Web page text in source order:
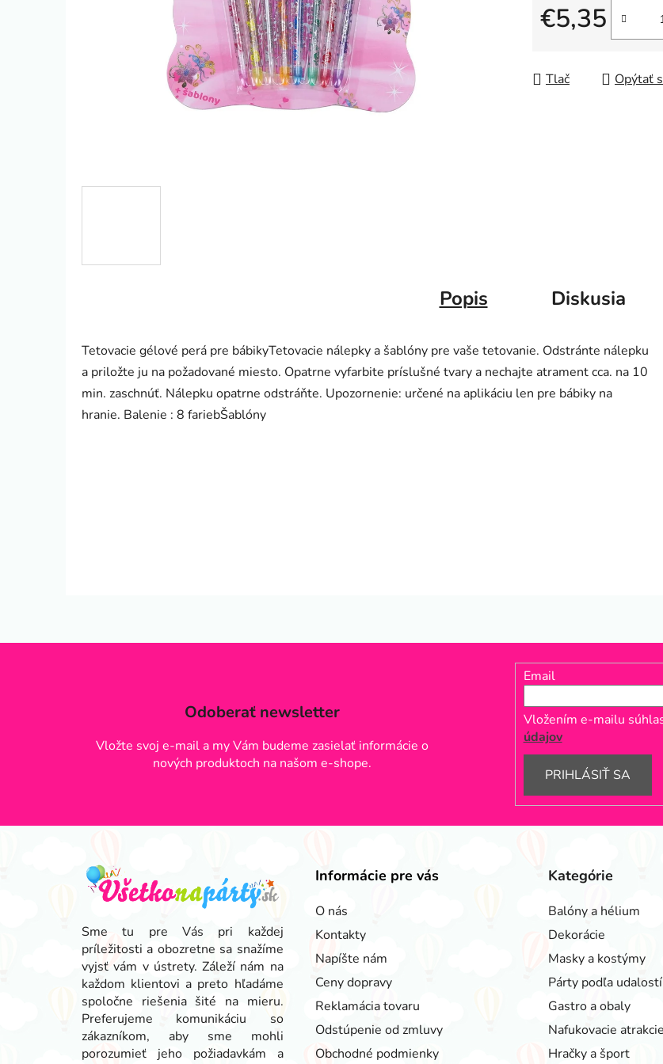
€5,35
Jednotková cena:
Tlač Opýtať
Popis Diskusia
Tetovacie gélové perá pre bábikyTetovacie nálepky a šablóny pre vaše tetovanie. Odstránte nálepku
a priložte ju na požadované miesto. Opatrne vyfarbite príslušné tvary a nechajte atrament cca. na 10
min. zaschnúť. Nálepku opatrne odstráňte. Upozornenie: určené na aplikáciu len pre bábiky na
hranie. Balenie : 8 fariebŠablóny
Odoberať newsletter
Vložte svoj e-mail a my Vám budeme zasielať informácie o
nových produktoch na našom e-shope.
Email
Vložením e-mailu
údajov
PRIHLÁSIŤ SA
Sme tu pre Vás pri každej
príležitosti a obozretne sa snažíme
vyjsť vám v ústrety. Záleží nám na
každom klientovi a preto hľadáme
spoločne riešenia šité na mieru.
Preferujeme komunikáciu so
zákazníkom, aby sme mohli
porozumieť jeho požiadavkám a
Informácie pre vás
O nás
Kontakty
Napíšte nám
Ceny dopravy
Reklamácia tovaru
Odstúpenie od zmluvy
Obchodné podmienky
Kategórie
Balóny a hélium
Dekorácie
Masky a kostýmy
Párty podľa udalostí
Gastro a obaly
Nafukovacie atrakcie
Hračky a šport